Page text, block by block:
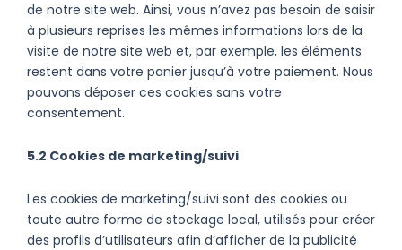
de notre site web. Ainsi, vous n’avez pas besoin de saisir
à plusieurs reprises les mêmes informations lors de la
visite de notre site web et, par exemple, les éléments
restent dans votre panier jusqu’à votre paiement. Nous
pouvons déposer ces cookies sans votre
consentement.
5.2 Cookies de marketing/suivi
Les cookies de marketing/suivi sont des cookies ou
toute autre forme de stockage local, utilisés pour créer
des profils d’utilisateurs afin d’afficher de la publicité